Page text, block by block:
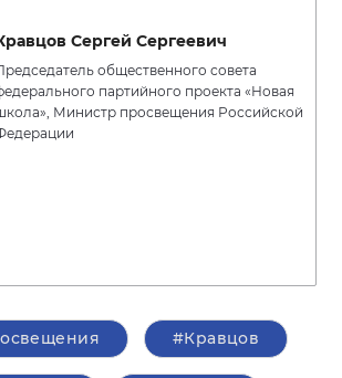
Сергей Сергеевич
общественного совета
партийного проекта «Новая
Министр просвещения Российской
#Кравцов